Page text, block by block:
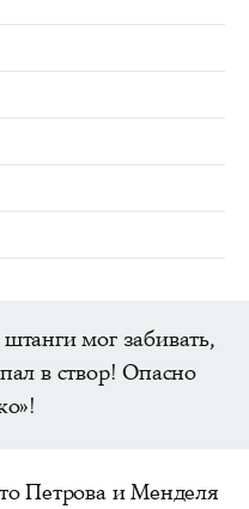
мог забивать,
в створ! Опасно
Петрова и Менделя